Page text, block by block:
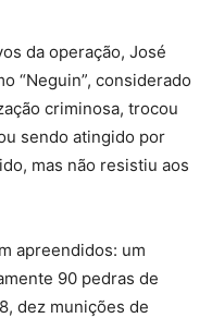
da operação, José
“Neguin”, considerado
criminosa, trocou
sendo atingido por
mas não resistiu aos
apreendidos: um
90 pedras de
dez munições de